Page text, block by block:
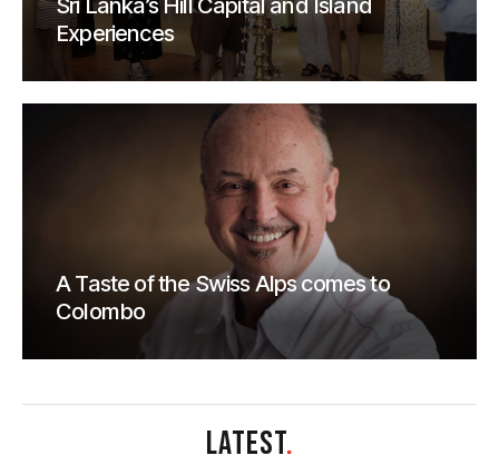
Sri Lanka’s Hill Capital and Island
Experiences
A Taste of the Swiss Alps comes to
Colombo
LATEST.